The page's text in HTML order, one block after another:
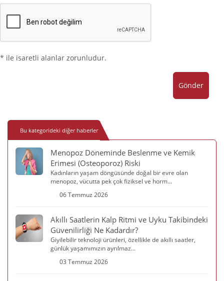
* ile isaretli alanlar zorunludur.
Gönder
Bu kategorideki diğer haberler
Menopoz Döneminde Beslenme ve Kemik
Erimesi (Osteoporoz) Riski
Kadınların yaşam döngüsünde doğal bir evre olan
menopoz, vücutta pek çok fiziksel ve horm...
06 Temmuz 2026
Akıllı Saatlerin Kalp Ritmi ve Uyku Takibindeki
Güvenilirliği Ne Kadardır?
Giyilebilir teknoloji ürünleri, özellikle de akıllı saatler,
günlük yaşamımızın ayrılmaz...
03 Temmuz 2026